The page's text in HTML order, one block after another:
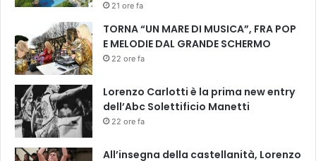
21 ore fa
TORNA “UN MARE DI MUSICA”, FRA POP
E MELODIE DAL GRANDE SCHERMO
22 ore fa
Lorenzo Carlotti è la prima new entry
dell’Abc Solettificio Manetti
22 ore fa
All’insegna della castellanità, Lorenzo